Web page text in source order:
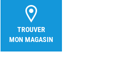
TROUVER
MON MAGASIN